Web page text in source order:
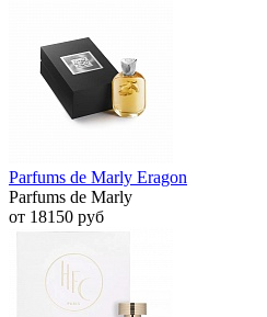
Parfums de Marly Eragon
Parfums de Marly
от 18150 руб